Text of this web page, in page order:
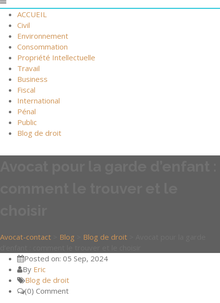
ACCUEIL
Civil
Environnement
Consommation
Propriété Intellectuelle
Travail
Business
Fiscal
International
Pénal
Public
Blog de droit
Avocat-contact Blog Blog de droit
Posted on: 05 Sep, 2024
By Eric
Blog de droit
(0) Comment